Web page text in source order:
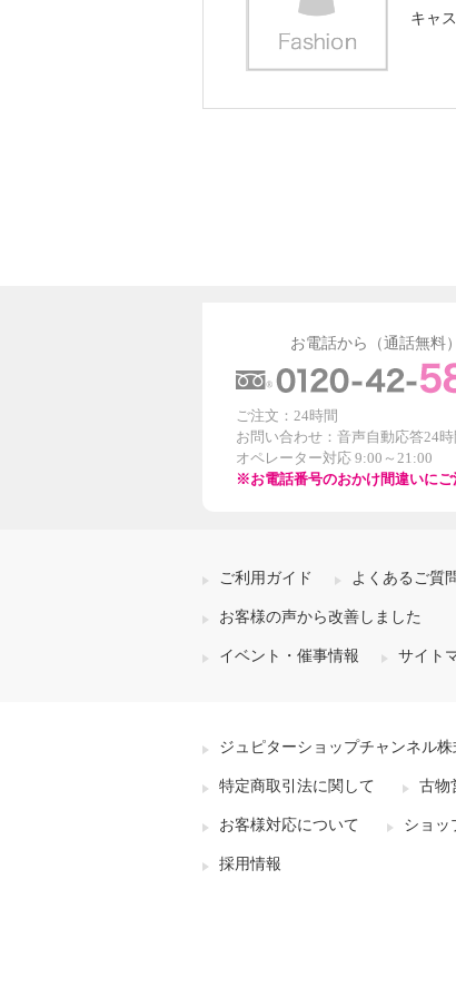
キャ
お電話から（通話無料）
ご注文：24時間
お問い合わせ：音声自動応答24時
オペレーター対応 9:00～21:00
※お電話番号のおかけ間違いにご
ご利用ガイド よくあるご質
お客様の声から改善しました
イベント・催事情報 サイト
ジュピターショップチャンネル
特定商取引法に関して 古物
お客様対応について ショッ
採用情報